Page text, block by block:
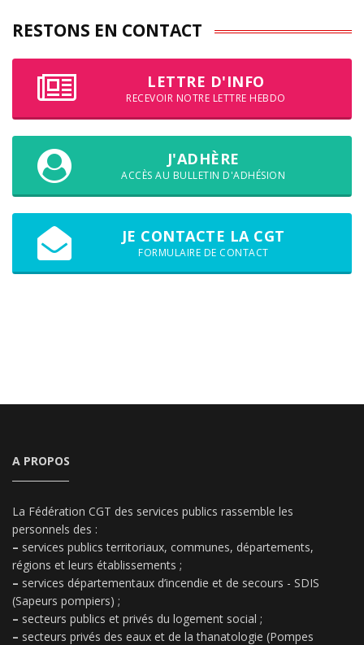
RESTONS EN CONTACT
LETTRE D'INFO
RECEVOIR NOTRE LETTRE HEBDO
J'ADHÈRE
ACCÈS AU BULLETIN D'ADHÉSION
JE CONTACTE LA CGT
FORMULAIRE DE CONTACT
A PROPOS
La Fédération CGT des services publics rassemble les
personnels des :
– services publics territoriaux, communes, départements,
régions et leurs établissements ;
– services départementaux d’incendie et de secours - SDIS
(Sapeurs pompiers) ;
– secteurs publics et privés du logement social ;
– secteurs privés des eaux et de la thanatologie (Pompes